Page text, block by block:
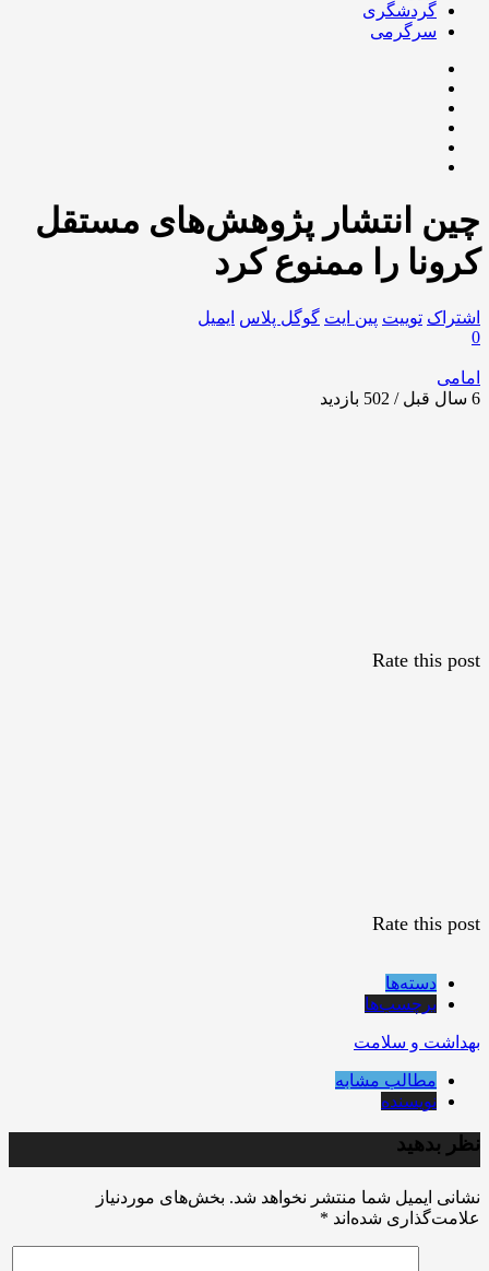
گردشگری
سرگرمی
چین انتشار پژوهش‌های مستقل
کرونا را ممنوع کرد
اشتراک توییت پین ایت گوگل‌ پلاس ایمیل
0
امامی
6 سال قبل / 502
بازدید
Rate this post
Rate this post
دسته‌ها
برچسب‌ها
بهداشت و سلامت
مطالب مشابه
نویسنده
نظر بدهید
نشانی ایمیل شما منتشر نخواهد شد. بخش‌های موردنیاز
علامت‌گذاری شده‌اند *